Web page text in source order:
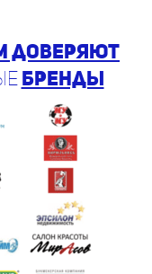
доверяют
бренды